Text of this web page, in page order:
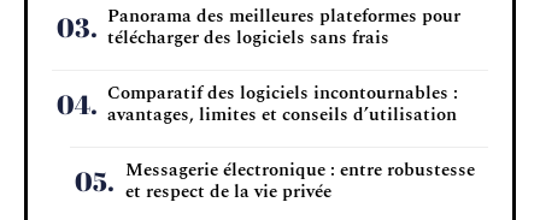
Panorama des meilleures plateformes pour
télécharger des logiciels sans frais
Comparatif des logiciels incontournables :
avantages, limites et conseils d’utilisation
Messagerie électronique : entre robustesse
et respect de la vie privée